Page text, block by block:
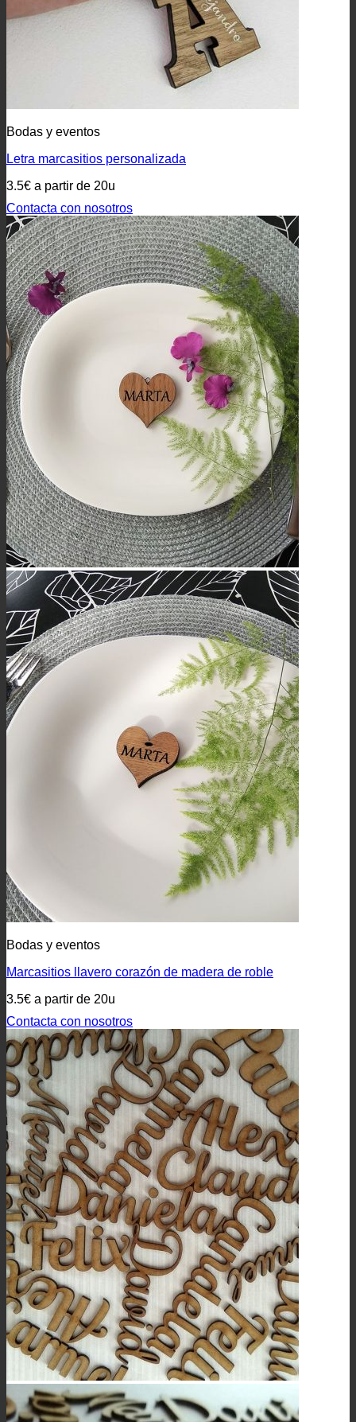
Bodas y eventos
Letra marcasitios personalizada
3.5€ a partir de 20u
Contacta con nosotros
Bodas y eventos
Marcasitios llavero corazón de madera de roble
3.5€ a partir de 20u
Contacta con nosotros